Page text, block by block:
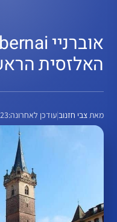
האלזסית
מאתצבי חזנוב|עודכן לאחרונה: